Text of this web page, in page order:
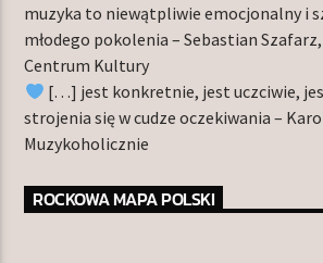
muzyka to niewątpliwie emocjonalny i
młodego pokolenia – Sebastian
Centrum Kultury
[…] jest konkretnie, jest uczciwie,
strojenia się w cudze oczekiwania –
Muzykoholicznie
ROCKOWA MAPA POLSKI